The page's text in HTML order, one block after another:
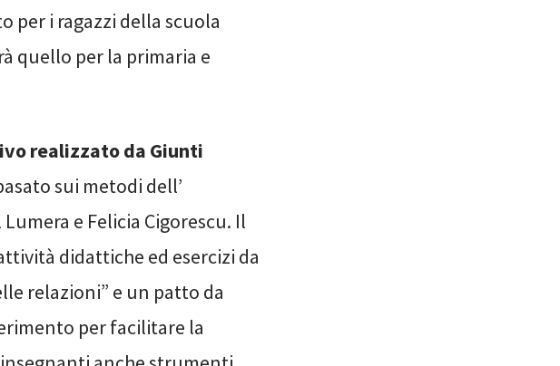
per i ragazzi della scuola
quello per la primaria e
realizzato da Giunti
sui metodi dell’
e Felicia Cigorescu. Il
didattiche ed esercizi da
relazioni” e un patto da
per facilitare la